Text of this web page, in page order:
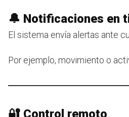
🔔 Notificaciones en
El sistema envía alertas ante
Por ejemplo, movimiento o
🔐 Control remoto